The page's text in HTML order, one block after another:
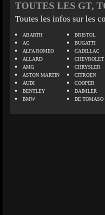
TOUTES LES GT,
Toutes les infos sur les
ABARTH
AC
ALFA ROMEO
ALLARD
AMG
ASTON MARTIN
AUDI
BENTLEY
BMW
BRISTOL
BUGATTI
CADILLAC
CHEVROLET
CHRYSLER
CITROEN
COOPER
DAIMLER
DE TOMASO